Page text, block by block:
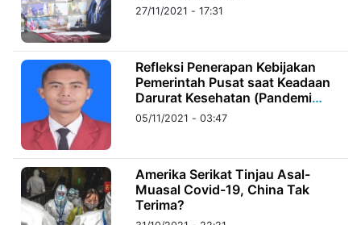
PT.
Kabarbaru
Media
Holding
27/11/2021 - 17:31
Refleksi Penerapan Kebijakan
Pemerintah Pusat saat Keadaan
Darurat Kesehatan (Pandemi
Covid-19)
05/11/2021 - 03:47
Amerika Serikat Tinjau Asal-
Muasal Covid-19, China Tak
Terima?